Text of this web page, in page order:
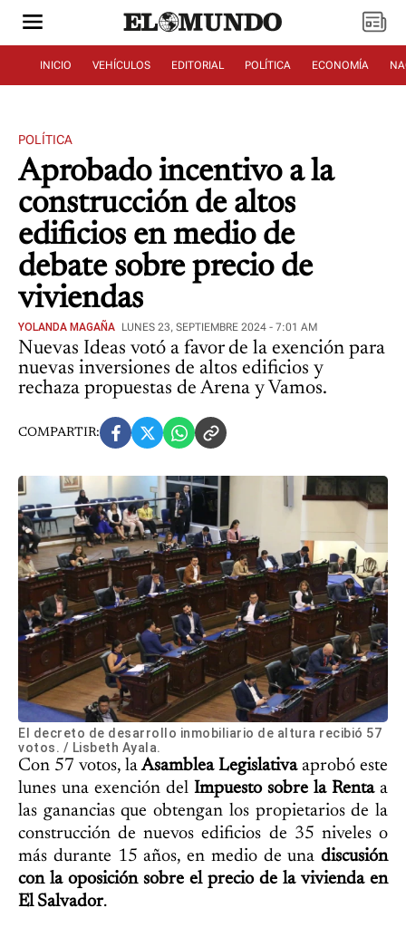
INICIO VEHÍCULOS EDITORIAL POLÍTICA ECONOMÍA
POLÍTICA
Aprobado incentivo a la
construcción de altos
edificios en medio de
debate sobre precio de
viviendas
YOLANDA MAGAÑA LUNES 23, SEPTIEMBRE 2024 - 7:01 AM
Nuevas Ideas votó a favor de la exención para
nuevas inversiones de altos edificios y
rechaza propuestas de Arena y Vamos.
COMPARTIR:
El decreto de desarrollo inmobiliario de altura recibió 57
votos. / Lisbeth Ayala.
Con 57 votos, laAsamblea Legislativaaprobó este
lunes una exención del Impuesto sobre la Rentaa
las ganancias que obtengan los propietarios de la
construcción de nuevos edificios de 35 niveles o
más durante 15 años, en medio de una discusión
con la oposición sobre el precio de la vivienda en
El Salvador.